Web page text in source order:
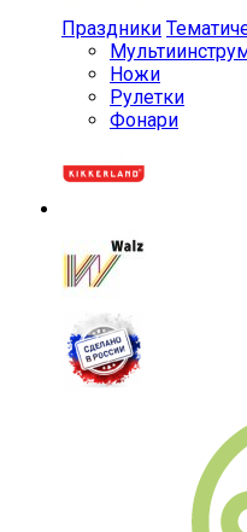
Праздники
Ножи
Рулетки
Фонари